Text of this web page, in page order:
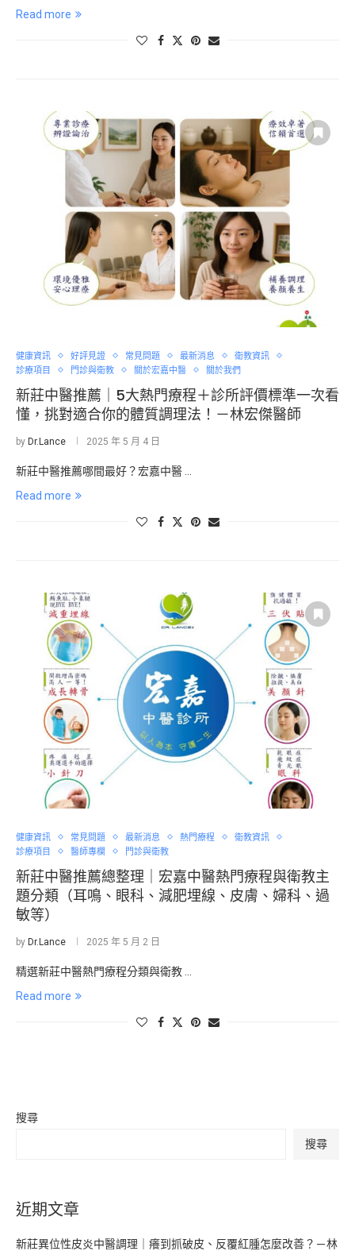
Read more
健康資訊 好評見證 常見問題 最新消息
衛教資訊
診療項目
門診與衛教 關於宏嘉中醫 關於我們
新莊中醫推薦｜5大熱門療程＋診所評價標準一次看
懂，挑對適合你的體質調理法！－林宏傑醫師
by Dr.Lance 2025 年 5 月 4 日
新莊中醫推薦哪間最好？宏嘉中醫 …
Read more
健康資訊 常見問題 最新消息 熱門療程
衛教資訊
診療項目
醫師專欄 門診與衛教
新莊中醫推薦總整理｜宏嘉中醫熱門療程與衛教主
題分類（耳鳴、眼科、減肥埋線、皮膚、婦科、過
敏等）
by Dr.Lance 2025 年 5 月 2 日
精選新莊中醫熱門療程分類與衛教 …
Read more
搜尋
搜尋
近期文章
新莊異位性皮炎中醫調理｜癢到抓破皮、反覆紅腫怎麼改善？－林